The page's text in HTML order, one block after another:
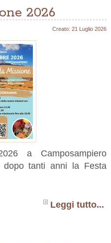
2026
Creato: 21 Luglio 2026
a Camposampiero
dopo tanti anni la Festa
Leggi tutto...